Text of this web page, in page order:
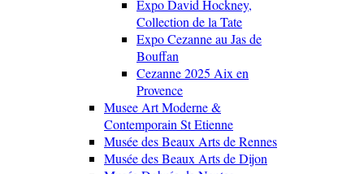
Expo David Hockney,
Collection de la Tate
Expo Cezanne au Jas de
Bouffan
Cezanne 2025 Aix en
Provence
Musee Art Moderne &
Contemporain St Etienne
Musée des Beaux Arts de Rennes
Musée des Beaux Arts de Dijon